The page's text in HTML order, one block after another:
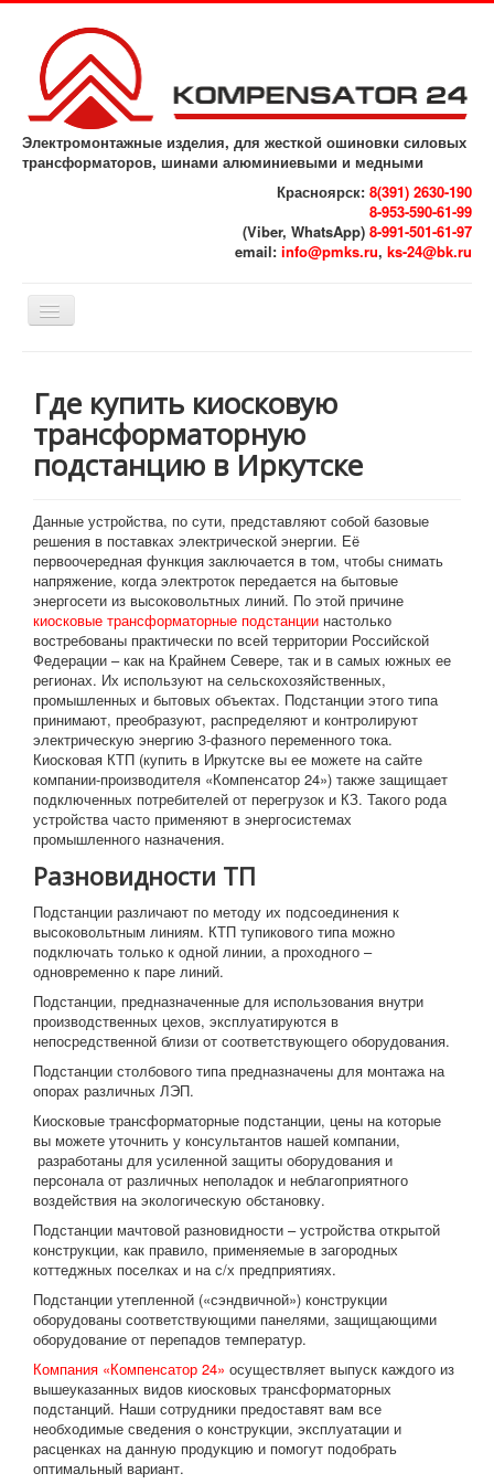
Электромонтажные изделия, для жесткой ошиновки силовых
трансформаторов, шинами алюминиевыми и медными
Красноярск: 8(391) 2630-190
8-953-590-61-99
(Viber, WhatsApp) 8-991-501-61-97
email: info@pmks.ru, ks-24@bk.ru
Включить/
выключить
Выполненные работы
Референс - лист
Реквизиты
Статьи
Биметаллические пластины
Где купить киосковую
трансформаторную
подстанцию в Иркутске
Данные устройства, по сути, представляют собой базовые
решения в поставках электрической энергии. Её
первоочередная функция заключается в том, чтобы снимать
напряжение, когда электроток передается на бытовые
энергосети из высоковольтных линий. По этой причине
киосковые трансформаторные подстанции настолько
востребованы практически по всей территории Российской
Федерации – как на Крайнем Севере, так и в самых южных ее
регионах. Их используют на сельскохозяйственных,
промышленных и бытовых объектах. Подстанции этого типа
принимают, преобразуют, распределяют и контролируют
электрическую энергию 3-фазного переменного тока.
Киосковая КТП (купить в Иркутске вы ее можете на сайте
компании-производителя «Компенсатор 24») также защищает
подключенных потребителей от перегрузок и КЗ. Такого рода
устройства часто применяют в энергосистемах
промышленного назначения.
Разновидности ТП
Подстанции различают по методу их подсоединения к
высоковольтным линиям. КТП тупикового типа можно
подключать только к одной линии, а проходного –
одновременно к паре линий.
Подстанции, предназначенные для использования внутри
производственных цехов, эксплуатируются в
непосредственной близи от соответствующего оборудования.
Подстанции столбового типа предназначены для монтажа на
опорах различных ЛЭП.
Киосковые трансформаторные подстанции, цены на которые
вы можете уточнить у консультантов нашей компании,
разработаны для усиленной защиты оборудования и
персонала от различных неполадок и неблагоприятного
воздействия на экологическую обстановку.
Подстанции мачтовой разновидности – устройства открытой
конструкции, как правило, применяемые в загородных
коттеджных поселках и на с/х предприятиях.
Подстанции утепленной («сэндвичной») конструкции
оборудованы соответствующими панелями, защищающими
оборудование от перепадов температур.
Компания «Компенсатор 24» осуществляет выпуск каждого из
вышеуказанных видов киосковых трансформаторных
подстанций. Наши сотрудники предоставят вам все
необходимые сведения о конструкции, эксплуатации и
расценках на данную продукцию и помогут подобрать
оптимальный вариант.